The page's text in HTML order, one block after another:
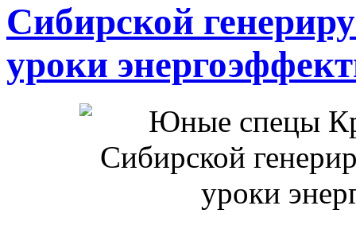
Сибирской
уроки